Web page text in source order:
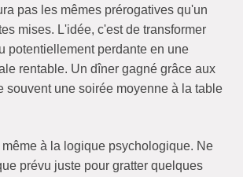
pas les mêmes prérogatives qu'un
mises. L'idée, c'est de transformer
potentiellement perdante en une
rentable. Un dîner gagné grâce aux
souvent une soirée moyenne à la table
à la logique psychologique. Ne
prévu juste pour gratter quelques